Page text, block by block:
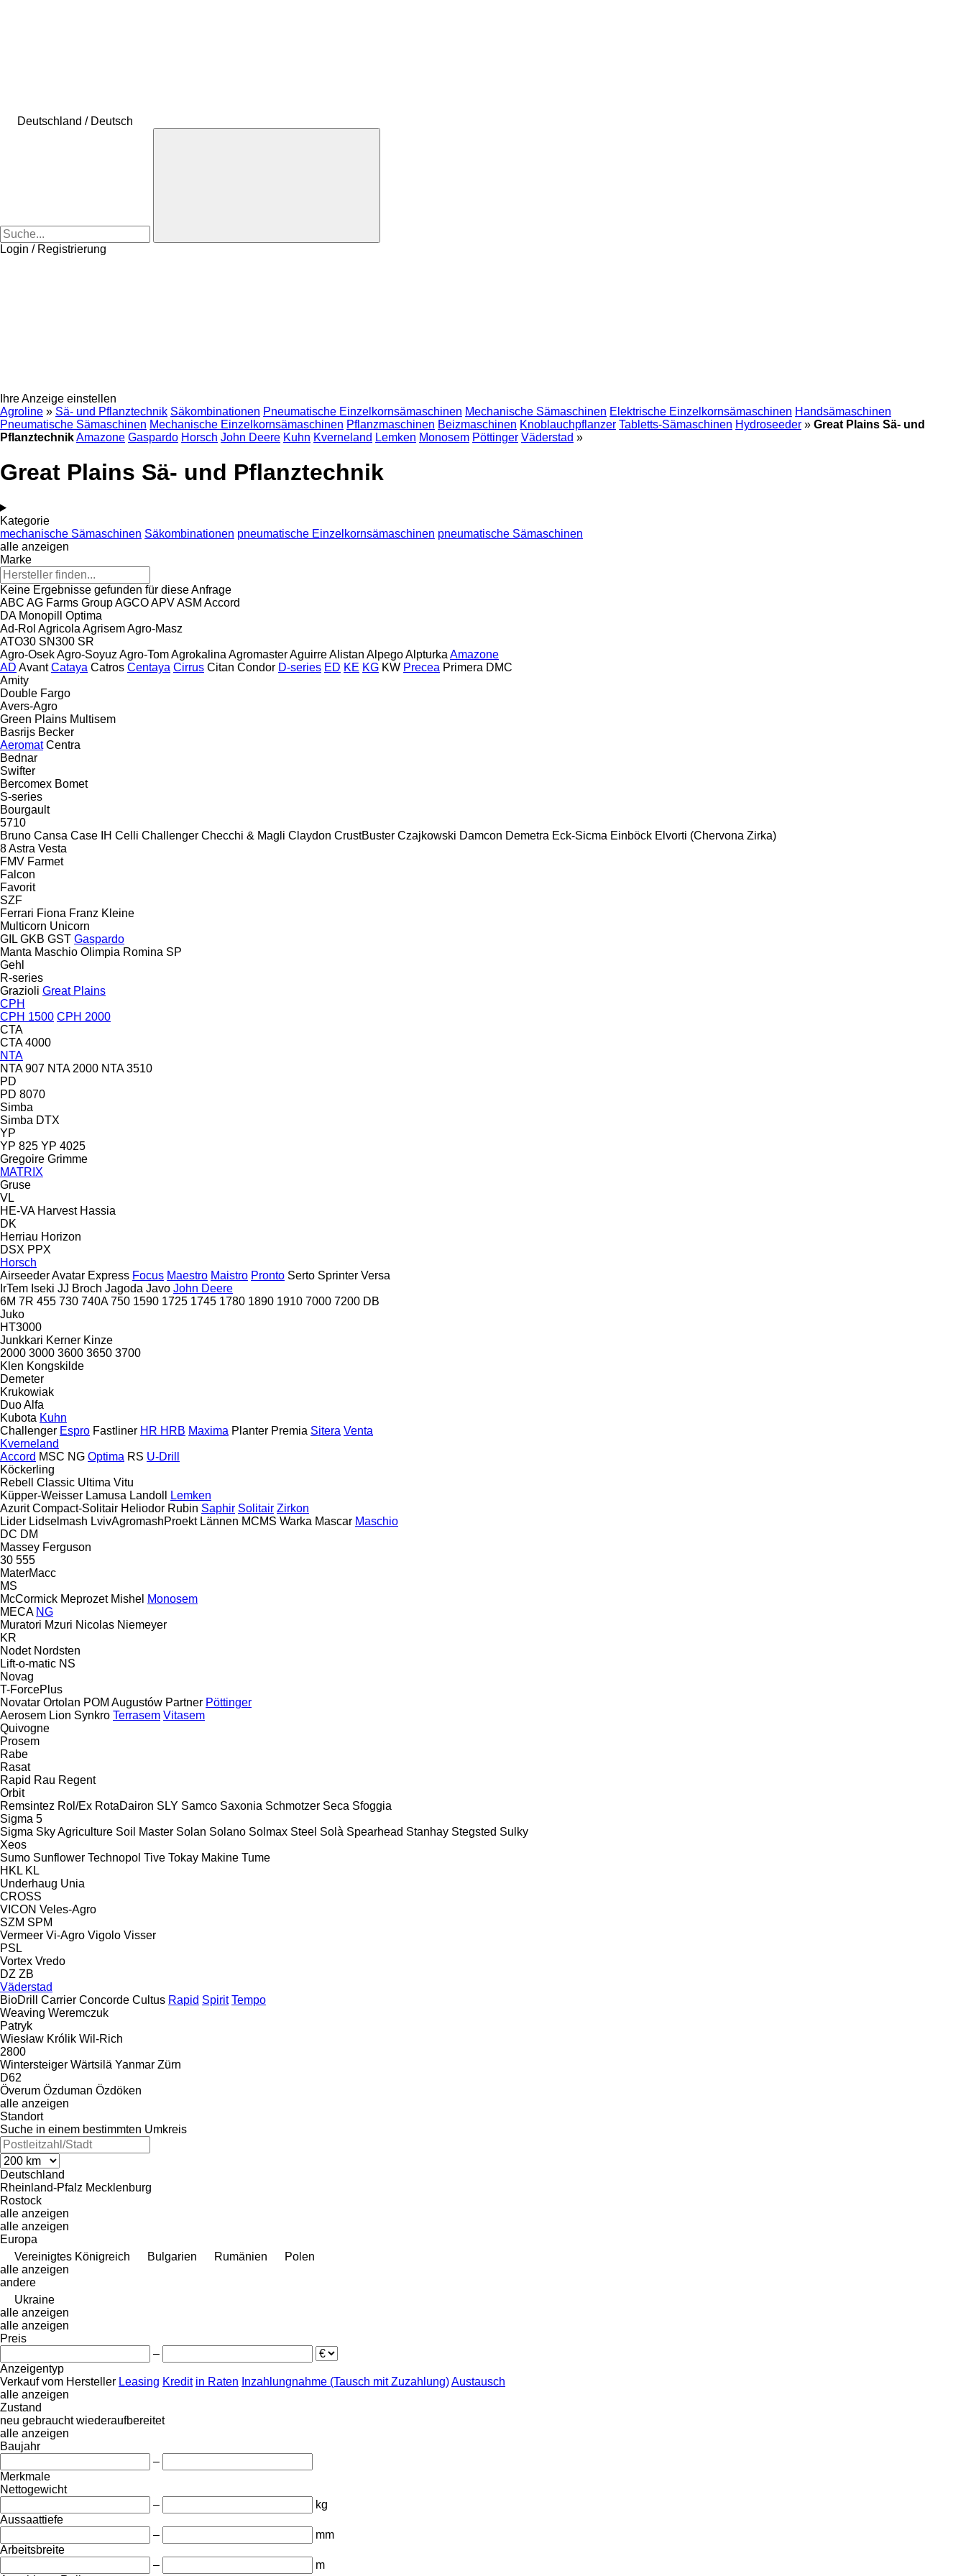
Deutschland / Deutsch
Login / Registrierung
Ihre Anzeige einstellen
Agroline » Sä- und Pflanztechnik Säkombinationen Pneumatische Einzelkornsämaschinen Mechanische Sämaschinen Elektrische Einzelkornsämaschinen Handsämaschinen
Pneumatische Sämaschinen Mechanische Einzelkornsämaschinen Pflanzmaschinen Beizmaschinen Knoblauchpflanzer Tabletts-Sämaschinen Hydroseeder » Great Plains Sä- und
PflanztechnikAmazone Gaspardo Horsch John Deere Kuhn Kverneland Lemken Monosem Pöttinger Väderstad »
Great Plains Sä- und Pflanztechnik
Kategorie
mechanische Sämaschinen Säkombinationen pneumatische Einzelkornsämaschinen pneumatische Sämaschinen
alle anzeigen
Marke
Keine Ergebnisse gefunden für diese Anfrage
ABC AG Farms GroupAGCOAPVASM Accord
DA Monopill
Optima
Ad-Rol Agricola AgrisemAgro-Masz
ATO30 SN300 SR
Agro-OsekAgro-Soyuz Agro-TomAgrokalina AgromasterAguirreAlistan AlpegoAlpturka Amazone
AD Avant Cataya Catros Centaya Cirrus Citan Condor D-series ED KE KG KW Precea Primera DMC
Amity
Double Fargo
Avers-Agro
Green Plains Multisem
Basrijs Becker
Aeromat Centra
Bednar
Swifter
Bercomex Bomet
S-series
Bourgault
5710
Bruno Cansa Case IH Celli Challenger Checchi & Magli Claydon CrustBuster Czajkowski Damcon Demetra Eck-Sicma Einböck Elvorti (Chervona Zirka)
8Astra Vesta
FMV Farmet
Falcon
Favorit
SZF
Ferrari Fiona Franz Kleine
Multicorn Unicorn
GIL GKB GST Gaspardo
Manta Maschio Olimpia Romina SP
Gehl
R-series
Grazioli Great Plains
CPH
CPH 1500 CPH 2000
CTA
CTA 4000
NTA
NTA 907 NTA 2000 NTA 3510
PD
PD 8070
Simba
Simba DTX
YP
YP 825 YP 4025
Gregoire Grimme
MATRIX
Gruse
VL
HE-VA Harvest Hassia
DK
Herriau Horizon
DSX PPX
Horsch
AirseederAvatar Express Focus Maestro Maistro Pronto Serto Sprinter Versa
IrTem Iseki JJ Broch Jagoda Javo John Deere
6M 7R 455 730 740A 750 1590 1725 1745 1780 1890 1910 7000 7200 DB
Juko
HT3000
Junkkari Kerner Kinze
2000 3000 3600 3650 3700
Klen Kongskilde
Demeter
Krukowiak
Duo Alfa
Kubota Kuhn
Challenger Espro Fastliner HR HRB Maxima Planter Premia Sitera Venta
Kverneland
Accord MSC NG Optima RS U-Drill
Köckerling
Rebell Classic Ultima Vitu
Küpper-Weisser Lamusa Landoll
Lemken
Azurit Compact-Solitair Heliodor Rubin Saphir Solitair Zirkon
Lider Lidselmash LvivAgromashProekt Lännen MCMS Warka Mascar Maschio
DC DM
Massey Ferguson
30 555
MaterMacc
MS
McCormick Meprozet Mishel Monosem
MECA NG
Muratori Mzuri Nicolas Niemeyer
KR
Nodet Nordsten
Lift-o-matic NS
Novag
T-ForcePlus
Novatar Ortolan POM Augustów Partner Pöttinger
Aerosem Lion Synkro Terrasem Vitasem
Quivogne
Prosem
Rabe
Rasat
Rapid Rau Regent
Orbit
Remsintez Rol/Ex RotaDairon SLY Samco Saxonia Schmotzer Seca Sfoggia
Sigma 5
Sigma Sky Agriculture Soil Master Solan Solano Solmax Steel Solà Spearhead Stanhay Stegsted Sulky
Xeos
Sumo Sunflower Technopol Tive Tokay Makine Tume
HKL KL
Underhaug Unia
CROSS
VICON Veles-Agro
SZM SPM
Vermeer Vi-Agro Vigolo Visser
PSL
Vortex Vredo
DZ ZB
Väderstad
BioDrill
Carrier Concorde Cultus Rapid Spirit Tempo
Weaving Weremczuk
Patryk
Wiesław Królik Wil-Rich
2800
Wintersteiger Wärtsilä Yanmar Zürn
D62
Överum Özduman Özdöken
alle anzeigen
Standort
Suche in einem bestimmten Umkreis
Deutschland
Rheinland-Pfalz Mecklenburg
Rostock
alle anzeigen
alle anzeigen
Europa
Vereinigtes Königreich
Bulgarien Rumänien
Polen
alle anzeigen
andere
Ukraine
alle anzeigen
alle anzeigen
Preis
–
Anzeigentyp
Verkauf vom Hersteller Leasing Kredit in Raten Inzahlungnahme (Tausch mit Zuzahlung)Austausch
alle anzeigen
Zustand
neu gebraucht wiederaufbereitet
alle anzeigen
Baujahr
–
Merkmale
Nettogewicht
–
kg
Aussaattiefe
–
mm
Arbeitsbreite
–
m